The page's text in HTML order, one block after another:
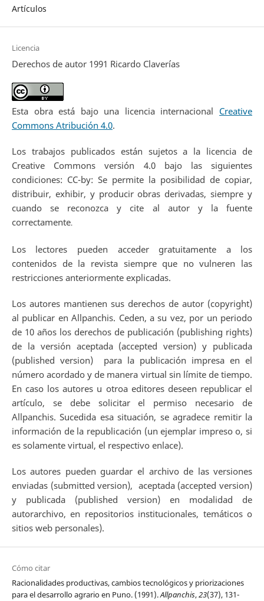
Artículos
Licencia
Derechos de autor 1991 Ricardo Claverías
Esta obra está bajo una licencia internacional Creative
Commons Atribución 4.0.
Los trabajos publicados están sujetos a la licencia de
Creative Commons versión 4.0 bajo las siguientes
condiciones: CC-by: Se permite la posibilidad de copiar,
distribuir, exhibir, y producir obras derivadas, siempre y
cuando se reconozca y cite al autor y la fuente
correctamente.
Los lectores pueden acceder gratuitamente a los
contenidos de la revista siempre que no vulneren las
restricciones anteriormente explicadas.
Los autores mantienen sus derechos de autor (copyright)
al publicar en Allpanchis. Ceden, a su vez, por un periodo
de 10 años los derechos de publicación (publishing rights)
de la versión aceptada (accepted version) y publicada
(published version) para la publicación impresa en el
número acordado y de manera virtual sin límite de tiempo.
En caso los autores u otroa editores deseen republicar el
artículo, se debe solicitar el permiso necesario de
Allpanchis. Sucedida esa situación, se agradece remitir la
información de la republicación (un ejemplar impreso o, si
es solamente virtual, el respectivo enlace).
Los autores pueden guardar el archivo de las versiones
enviadas (submitted version), aceptada (accepted version)
y publicada (published version) en modalidad de
autorarchivo, en repositorios institucionales, temáticos o
sitios web personales).
Cómo citar
Racionalidades productivas, cambios tecnológicos y priorizaciones
para el desarrollo agrario en Puno. (1991).Allpanchis,23(37), 131-